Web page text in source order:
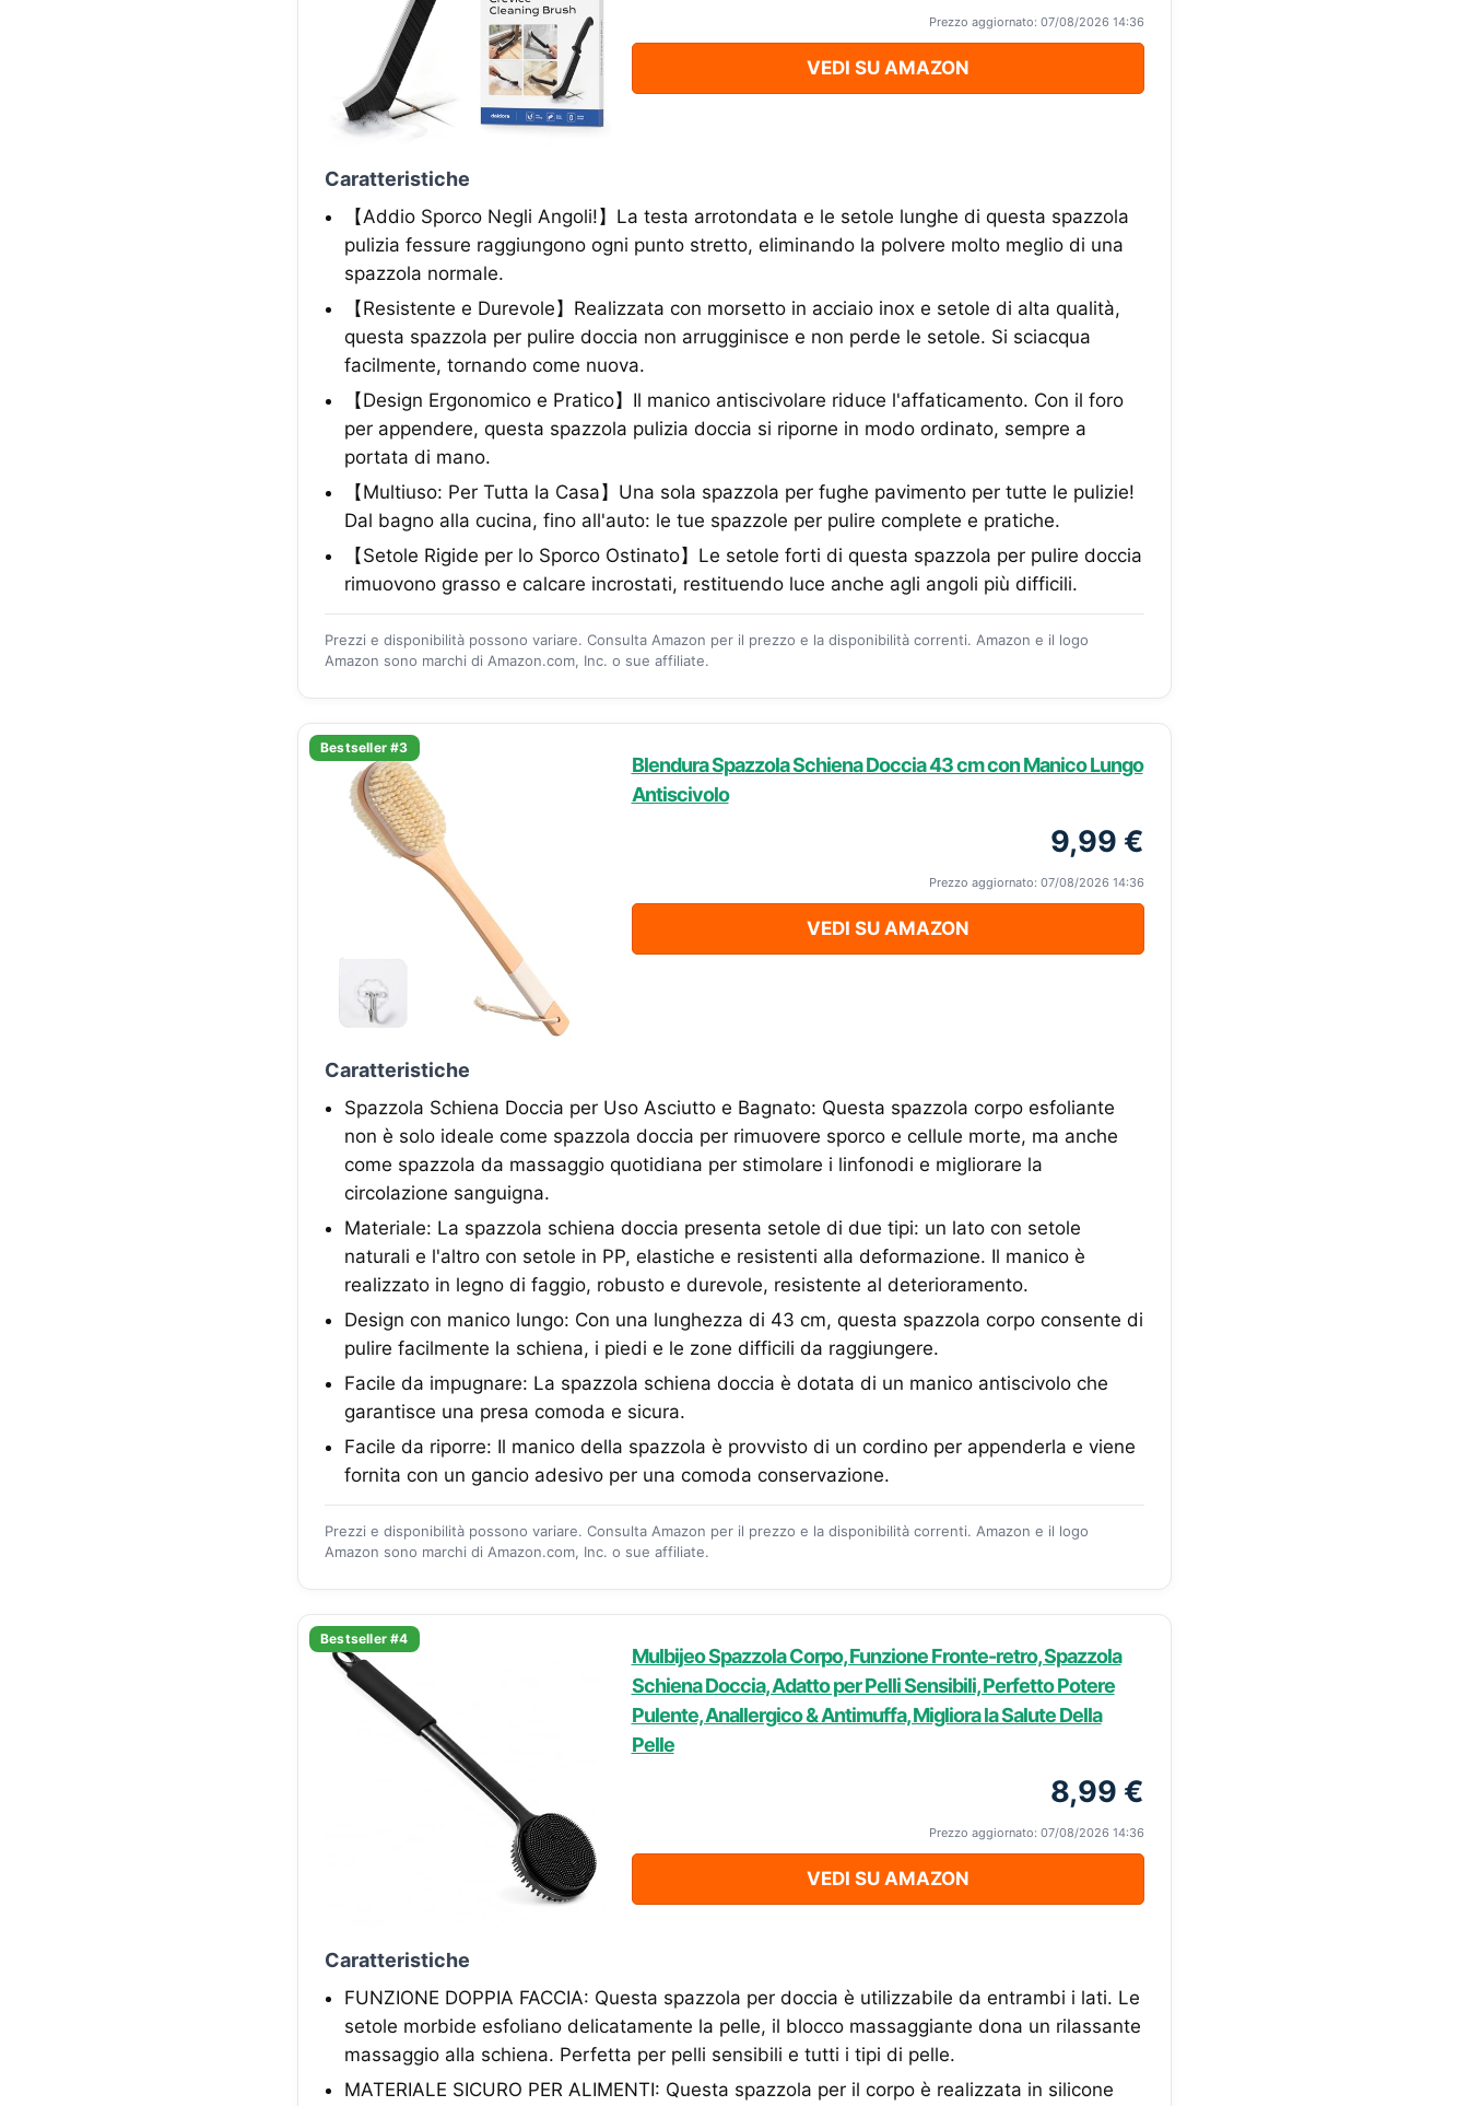
Prezzo aggiornato: 07/08/2026 14:36
VEDI SU AMAZON
Caratteristiche
【Addio Sporco Negli Angoli!】La testa arrotondata e le setole lunghe di questa spazzola
pulizia fessure raggiungono ogni punto stretto, eliminando la polvere molto meglio di una
spazzola normale.
【Resistente e Durevole】Realizzata con morsetto in acciaio inox e setole di alta qualità,
questa spazzola per pulire doccia non arrugginisce e non perde le setole. Si sciacqua
facilmente, tornando come nuova.
【Design Ergonomico e Pratico】Il manico antiscivolare riduce l'affaticamento. Con il foro
per appendere, questa spazzola pulizia doccia si riporne in modo ordinato, sempre a
portata di mano.
【Multiuso: Per Tutta la Casa】Una sola spazzola per fughe pavimento per tutte le pulizie!
Dal bagno alla cucina, fino all'auto: le tue spazzole per pulire complete e pratiche.
【Setole Rigide per lo Sporco Ostinato】Le setole forti di questa spazzola per pulire doccia
rimuovono grasso e calcare incrostati, restituendo luce anche agli angoli più difficili.
Prezzi e disponibilità possono variare. Consulta Amazon per il prezzo e la disponibilità correnti. Amazon e il logo
Amazon sono marchi di Amazon.com, Inc. o sue affiliate.
Bestseller #3
Blendura Spazzola Schiena Doccia 43 cm con Manico Lungo
Antiscivolo
9,99 €
Prezzo aggiornato: 07/08/2026 14:36
VEDI SU AMAZON
Caratteristiche
Spazzola Schiena Doccia per Uso Asciutto e Bagnato: Questa spazzola corpo esfoliante
non è solo ideale come spazzola doccia per rimuovere sporco e cellule morte, ma anche
come spazzola da massaggio quotidiana per stimolare i linfonodi e migliorare la
circolazione sanguigna.
Materiale: La spazzola schiena doccia presenta setole di due tipi: un lato con setole
naturali e l'altro con setole in PP, elastiche e resistenti alla deformazione. Il manico è
realizzato in legno di faggio, robusto e durevole, resistente al deterioramento.
Design con manico lungo: Con una lunghezza di 43 cm, questa spazzola corpo consente di
pulire facilmente la schiena, i piedi e le zone difficili da raggiungere.
Facile da impugnare: La spazzola schiena doccia è dotata di un manico antiscivolo che
garantisce una presa comoda e sicura.
Facile da riporre: Il manico della spazzola è provvisto di un cordino per appenderla e viene
fornita con un gancio adesivo per una comoda conservazione.
Prezzi e disponibilità possono variare. Consulta Amazon per il prezzo e la disponibilità correnti. Amazon e il logo
Amazon sono marchi di Amazon.com, Inc. o sue affiliate.
Bestseller #4
Mulbijeo Spazzola Corpo, Funzione Fronte-retro, Spazzola
Schiena Doccia, Adatto per Pelli Sensibili, Perfetto Potere
Pulente, Anallergico & Antimuffa, Migliora la Salute Della
Pelle
8,99 €
Prezzo aggiornato: 07/08/2026 14:36
VEDI SU AMAZON
Caratteristiche
FUNZIONE DOPPIA FACCIA: Questa spazzola per doccia è utilizzabile da entrambi i lati. Le
setole morbide esfoliano delicatamente la pelle, il blocco massaggiante dona un rilassante
massaggio alla schiena. Perfetta per pelli sensibili e tutti i tipi di pelle.
MATERIALE SICURO PER ALIMENTI: Questa spazzola per il corpo è realizzata in silicone